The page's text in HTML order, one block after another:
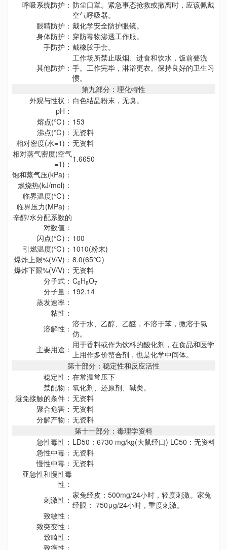
呼吸系统防护： 防尘口罩。紧急事态抢救或撤离时，应该佩戴
空气呼吸器。
眼睛防护： 戴化学安全防护眼镜。
身体防护： 穿防毒物渗透工作服。
手防护： 戴橡胶手套。
其他防护：
工作场所禁止吸烟、进食和饮水，饭前要洗
手。工作完毕，淋浴更衣。保持良好的卫生习
惯。
第九部分：理化特性
外观与性状： 白色结晶粉末，无臭。
pH：
熔点(℃)： 153
沸点(℃)： 无资料
相对密度(水=1)： 无资料
相对蒸气密度(空气
=1)： 1.6650
饱和蒸气压(kPa)：
燃烧热(kJ/mol)：
临界温度(℃)：
临界压力(MPa)：
辛醇/水分配系数的
对数值：
闪点(℃)： 100
引燃温度(℃)： 1010(粉末)
爆炸上限%(V/V)： 8.0(65℃)
爆炸下限%(V/V)： 无资料
分子式： C6H8O7
分子量： 192.14
蒸发速率：
粘性：
溶解性： 溶于水、乙醇、乙醚，不溶于苯，微溶于氯
仿。
主要用途： 用于香料或作为饮料的酸化剂，在食品和医学
上用作多价螯合剂，也是化学中间体。
第十部分：稳定性和反应活性
稳定性： 在常温常压下
禁配物： 氧化剂、还原剂、碱类。
避免接触的条件： 无资料
聚合危害： 无资料
分解产物： 无资料
第十一部分：毒理学资料
急性毒性： LD50：6730 mg/kg(大鼠经口) LC50：无资料
急性中毒： 无资料
慢性中毒： 无资料
亚急性和慢性毒
性：
刺激性： 家兔经皮：500mg/24小时，轻度刺激。家兔
经眼： 750μg/24小时，重度刺激。
致敏性：
致突变性：
致畸性：
致癌性：